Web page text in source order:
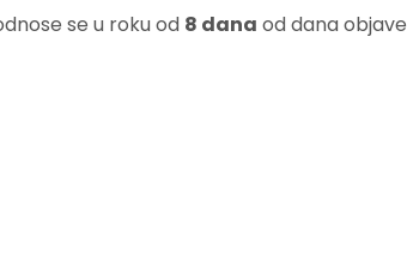
se u roku od 8 dana od dana objave